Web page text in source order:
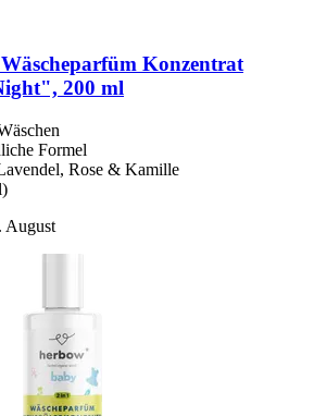
Konzentrat
200 ml
Formel
Rose & Kamille
August